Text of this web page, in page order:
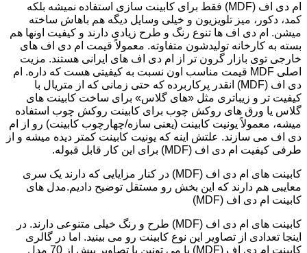
ام دی اف (MDF) فقط برای کابینت سازی استفاده نمیشه بلکه
کمد، دکور، میز تلویزیون و خیلی وسایل دیگه هم باهاش ساخته
میشن. ام دی اف ها تنوع رنگ و طرح زیادی دارند و کیفیت اونها هم
بسته به کارخانه تولیدشون متفاوته. معمولاً قیمت ام دی اف های
خارجی توی بازار گرون تر از ام دی اف های ایرانی هستند. مزیت
اصلی MDF قیمت مناسب اون نسبت به کیفیتی هست که داره. ام
دی اف (MDF) انقدر پرکاربرده که حتی زمانی که از متریال با
کیفیت تر و زیباتری مثل «های گلاس» برای ساخت کابینت های
گلاس یا ورق های روکش چوب برای کابینت روکش چوب استفاده
میشه، معمولاً یونیت کابینت (یعنی سازه/چهارچوب کابینت) رو از ام
دی اف می سازند. علتش اینه که یونیت کابینت کمتر دیده میشه و از
طرفی کیفیت ام دی اف (MDF) برای این کار قابل قبوله.
کابینت های ام دی اف (MDF) در کنار مزایایی که دارند یک سری
معایبی هم دارند که این بخش رو مستقل توضیح دادیم.مدل های
کابینت ام دی اف (MDF)
کابینت های ام دی اف (MDF) طرح و رنگ خیلی متنوعی دارند. در
اینجا تعدادی از تصاویر این نوع کابینت رو می بینید. اما در گالری
کابینت ام دی اف (MDF) با می تونین با تصاویر بیش از 70 مدل